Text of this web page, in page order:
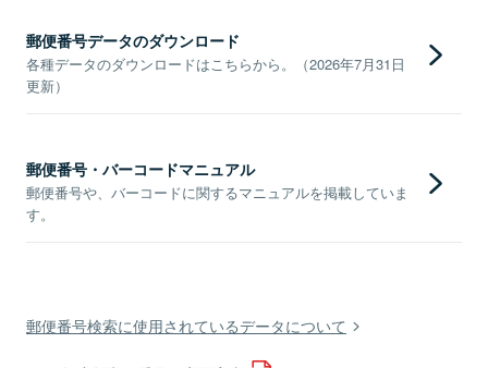
郵便番号データのダウンロード
各種データのダウンロードはこちらから。（2026年7月31日
更新）
郵便番号・バーコードマニュアル
郵便番号や、バーコードに関するマニュアルを掲載していま
す。
郵便番号検索に使用されているデータについて